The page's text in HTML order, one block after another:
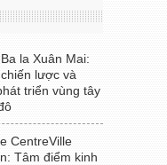
la Xuân Mai:
lược và
triển vùng tây
CentreVille
Tâm điểm kinh